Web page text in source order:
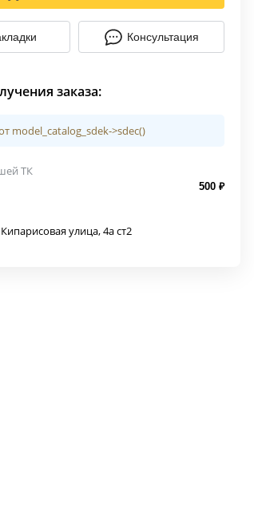
Консультация
заказа:
model_catalog_sdek->sdec()
ТК
500 ₽
улица, 4а ст2